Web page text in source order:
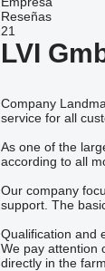
Reseñas
21
LVI
Company
service for all
As one of the
according to all
Our company
support. The
Qualification and
We pay attention
directly in the